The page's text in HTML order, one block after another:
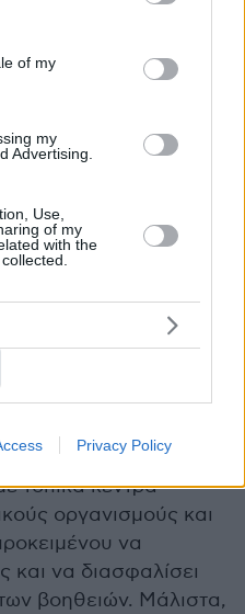
and its third-party tags to
purposes in below Google
of my
my
Advertising.
Use,
of my
with the
Privacy Policy
που αναφέρθηκε
να έχει
του συστήματος
έκλυσης διοξειδίου
250,48 τόνους
και η στήριξη προς
σε ανάγκη
αξίες που συνδέουν
πλαίσιο, η Ioniki
κατεψυγμένων
έχουν ανάγκη. Η
τοπικά κέντρα
οργανισμούς και
να
και να διασφαλίσει
βοηθειών. Μάλιστα,